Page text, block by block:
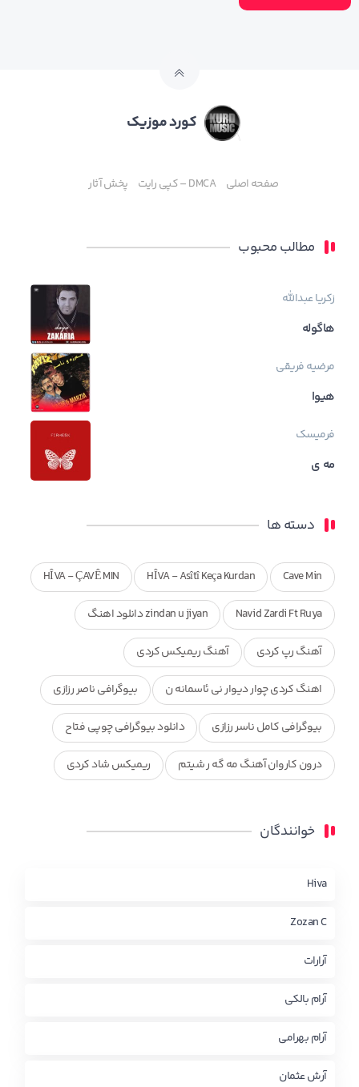
کورد موزیک
صفحه اصلی DMCA – کپی رایت پخش آثار
مطالب محبوب
زکریا عبدالله
هاگوله
مرضیه فریقی
هیوا
فرمیسک
مه ی
دسته ها
Cave Min
HÎVA - Asîtî Keça Kurdan
HÎVA - ÇAVÊ MIN
Navid Zardi Ft Ruya zindan u jiyan دانلود اهنگ
آهنگ رپ کردی آهنگ ریمیکس کردی
اهنگ کردی چوار دیوار نی ئاسمانه ن بیوگرافی ناصر رزازی
بیوگرافی کامل ناسر رزازی دانلود بیوگرافی چوپی فتاح
درون کاروان آهنگ مه گه ر شیتم ریمیکس شاد کردی
محمد جزا
چاو من
خوانندگان
Hiva
Zozan C
آرارات
آرام بالکی
آرام بهرامی
آرش عثمان